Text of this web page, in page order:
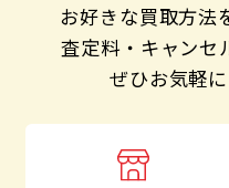
お好きな買取方法
査定料・キャンセ
ぜひお気軽